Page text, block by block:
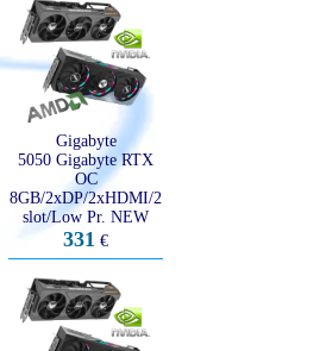
Gigabyte
5050 Gigabyte RTX
OC
8GB/2xDP/2xHDMI/2
slot/Low Pr. NEW
331 €